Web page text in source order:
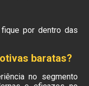
por dentro das
baratas?
no segmento